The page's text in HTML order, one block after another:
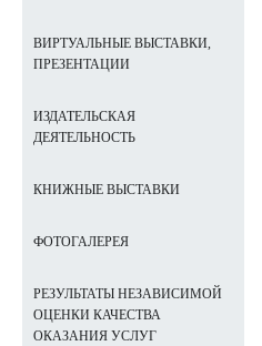
ВИРТУАЛЬНЫЕ ВЫСТАВКИ,
ПРЕЗЕНТАЦИИ
ИЗДАТЕЛЬСКАЯ
ДЕЯТЕЛЬНОСТЬ
КНИЖНЫЕ ВЫСТАВКИ
ФОТОГАЛЕРЕЯ
РЕЗУЛЬТАТЫ НЕЗАВИСИМОЙ
ОЦЕНКИ КАЧЕСТВА
ОКАЗАНИЯ УСЛУГ